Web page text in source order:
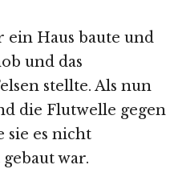
ein Haus baute und
und das
stellte. Als nun
die Flutwelle gegen
sie es nicht
war.